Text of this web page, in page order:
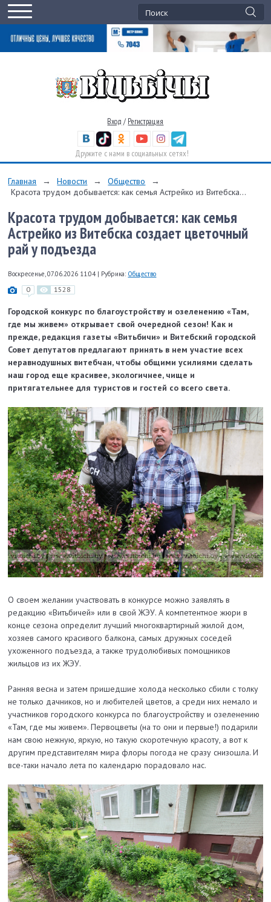
Вход / Регистрация
Дружите с нами в социальных сетях!
Главная → Новости → Общество
→
Красота трудом добывается: как семья Астрейко из Витебска...
Красота трудом добывается: как семья
Астрейко из Витебска создает цветочный
рай у подъезда
Воскресенье, 07.06.2026 11:04 | Рубрика: Общество
0 1528
Городской конкурс по благоустройству и озеленению «Там,
где мы живем» открывает свой очередной сезон! Как и
прежде, редакция газеты «Витьбичи» и Витебский городской
Совет депутатов предлагают принять в нем участие всех
неравнодушных витебчан, чтобы общими усилиями сделать
наш город еще красивее, экологичнее, чище и
притягательнее для туристов и гостей со всего света.
О своем желании участвовать в конкурсе можно заявлять в
редакцию «Витьбичей» или в свой ЖЭУ. А компетентное жюри в
конце сезона определит лучший многоквартирный жилой дом,
хозяев самого красивого балкона, самых дружных соседей
ухоженного подъезда, а также трудолюбивых помощников
жильцов из их ЖЭУ.
Ранняя весна и затем пришедшие холода несколько сбили с толку
не только дачников, но и любителей цветов, а среди них немало и
участников городского конкурса по благоустройству и озеленению
«Там, где мы живем». Первоцветы (на то они и первые!) подарили
нам свою нежную, яркую, но такую скоротечную красоту, а вот к
другим представителям мира флоры погода не сразу снизошла. И
все-таки начало лета по календарю порадовало нас.